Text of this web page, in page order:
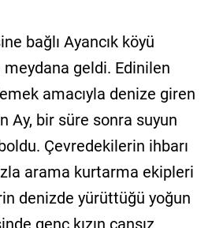
bağlı Ayancık köyü
geldi. Edinilen
amacıyla denize giren
Ay, bir süre sonra suyun
Çevredekilerin ihbarı
arama kurtarma ekipleri
denizde yürüttüğü yoğun
genç kızın cansız